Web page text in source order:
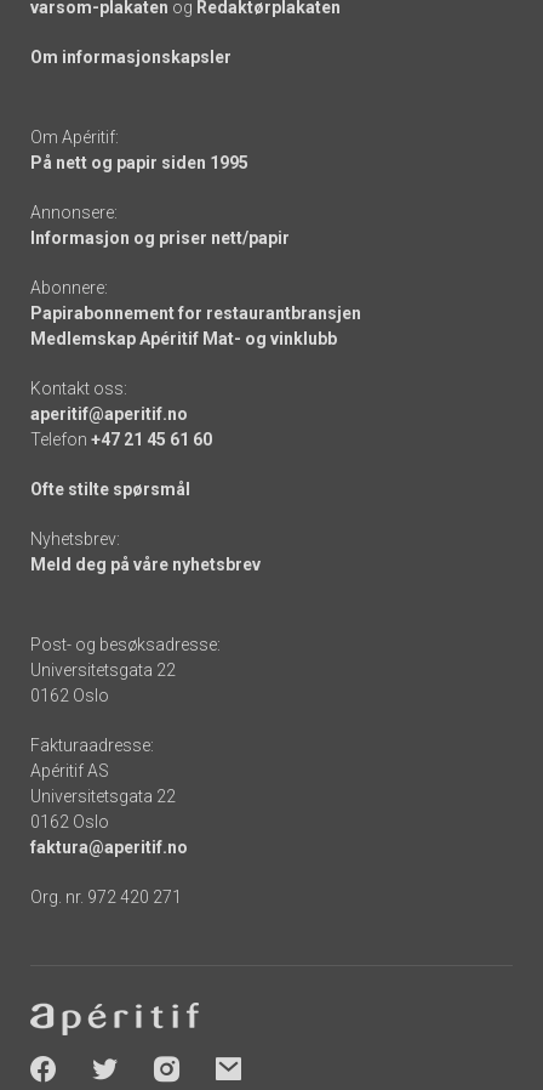
varsom-plakaten og Redaktørplakaten
Om informasjonskapsler
Om Apéritif:
På nett og papir siden 1995
Annonsere:
Informasjon og priser nett/papir
Abonnere:
Papirabonnement for restaurantbransjen
Medlemskap Apéritif Mat- og vinklubb
Kontakt oss:
aperitif@aperitif.no
Telefon +47 21 45 61 60
Ofte stilte spørsmål
Nyhetsbrev:
Meld deg på våre nyhetsbrev
Post- og besøksadresse:
Universitetsgata 22
0162 Oslo
Fakturaadresse:
Apéritif AS
Universitetsgata 22
0162 Oslo
faktura@aperitif.no
Org. nr. 972 420 271
-